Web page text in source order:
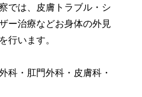
では、皮膚トラブル・シ
ー治療などお身体の外見
行います。
科・肛門外科・皮膚科・